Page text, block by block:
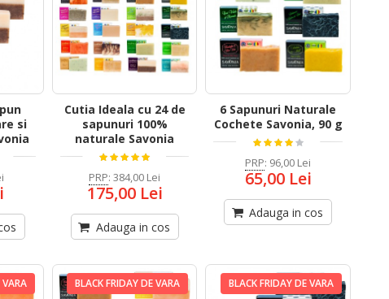
si
Cutia Ideala cu 24 de
sapunuri 100%
naturale Savonia
PRP:384,00 Lei
175,00 Lei
Adauga in cos
6 Sapunuri Naturale
Cochete Savonia, 90 g
PRP: 96,00 Lei
65,00 Lei
Adauga in cos
VARA BLACK FRIDAY DE VARA BLACK FRIDAY DE VARA